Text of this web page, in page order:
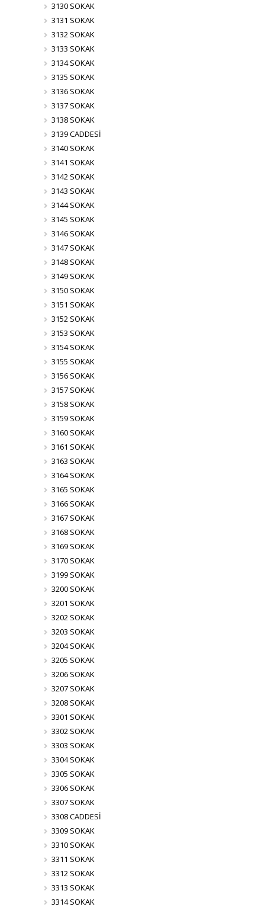
3130 SOKAK
3131 SOKAK
3132 SOKAK
3133 SOKAK
3134 SOKAK
3135 SOKAK
3136 SOKAK
3137 SOKAK
3138 SOKAK
3139 CADDESİ
3140 SOKAK
3141 SOKAK
3142 SOKAK
3143 SOKAK
3144 SOKAK
3145 SOKAK
3146 SOKAK
3147 SOKAK
3148 SOKAK
3149 SOKAK
3150 SOKAK
3151 SOKAK
3152 SOKAK
3153 SOKAK
3154 SOKAK
3155 SOKAK
3156 SOKAK
3157 SOKAK
3158 SOKAK
3159 SOKAK
3160 SOKAK
3161 SOKAK
3163 SOKAK
3164 SOKAK
3165 SOKAK
3166 SOKAK
3167 SOKAK
3168 SOKAK
3169 SOKAK
3170 SOKAK
3199 SOKAK
3200 SOKAK
3201 SOKAK
3202 SOKAK
3203 SOKAK
3204 SOKAK
3205 SOKAK
3206 SOKAK
3207 SOKAK
3208 SOKAK
3301 SOKAK
3302 SOKAK
3303 SOKAK
3304 SOKAK
3305 SOKAK
3306 SOKAK
3307 SOKAK
3308 CADDESİ
3309 SOKAK
3310 SOKAK
3311 SOKAK
3312 SOKAK
3313 SOKAK
3314 SOKAK